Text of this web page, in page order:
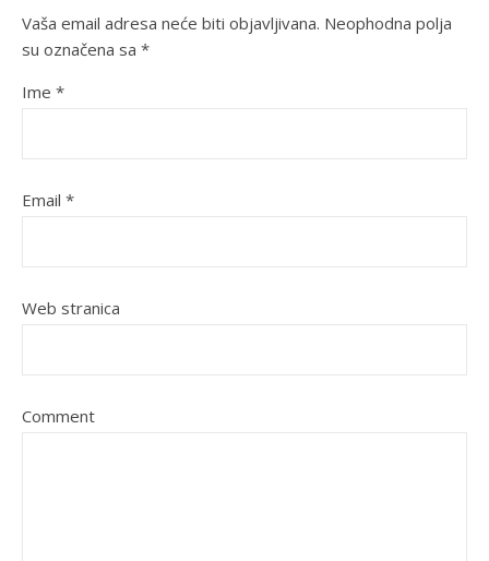
Vaša email adresa neće biti objavljivana. Neophodna polja
su označena sa *
Ime *
Email *
Web stranica
Comment